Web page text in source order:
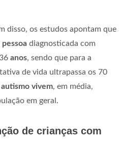
disso, os estudos apontam que
pessoa diagnosticada com
anos, sendo que para a
de vida ultrapassa os 70
autismo vivem, em média,
em geral.
de crianças com